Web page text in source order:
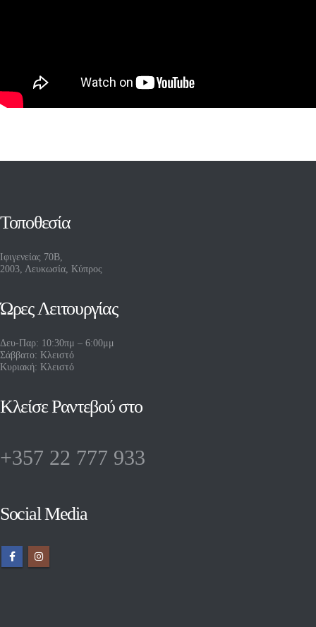
Τοποθεσία
Ιφιγενείας 70Β,
2003, Λευκωσία, Κύπρος
Ώρες Λειτουργίας
Δευ-Παρ: 10:30πμ – 6:00μμ
Σάββατο: Κλειστό
Κυριακή: Κλειστό
Κλείσε Ραντεβού στο
+357 22 777 933
Social Media